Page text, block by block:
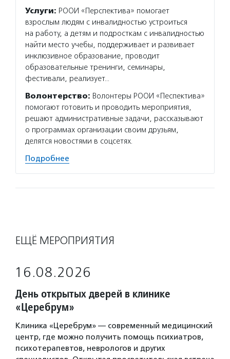
Услуги: РООИ «Перспектива» помогает
взрослым людям с инвалидностью устроиться
на работу, а детям и подросткам с инвалидностью
найти место учебы, поддерживает и развивает
инклюзивное образование, проводит
образовательные тренинги, семинары,
фестивали, реализует…
Волонтерство: Волонтеры РООИ «Песпектива»
помогают готовить и проводить мероприятия,
решают административные задачи, рассказывают
о программах организации своим друзьям,
делятся новостями в соцсетях.
Подробнее
ЕЩЁ МЕРОПРИЯТИЯ
16.08.2026
День открытых дверей в клинике
«Церебрум»
Клиника «Церебрум» — современный медицинский
центр, где можно получить помощь психиатров,
психотерапевтов, неврологов и других